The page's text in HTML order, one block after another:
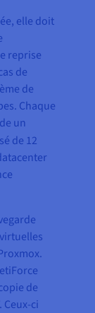
elle doit
reprise
de
de
Chaque
un
de 12
de
Ceux-ci